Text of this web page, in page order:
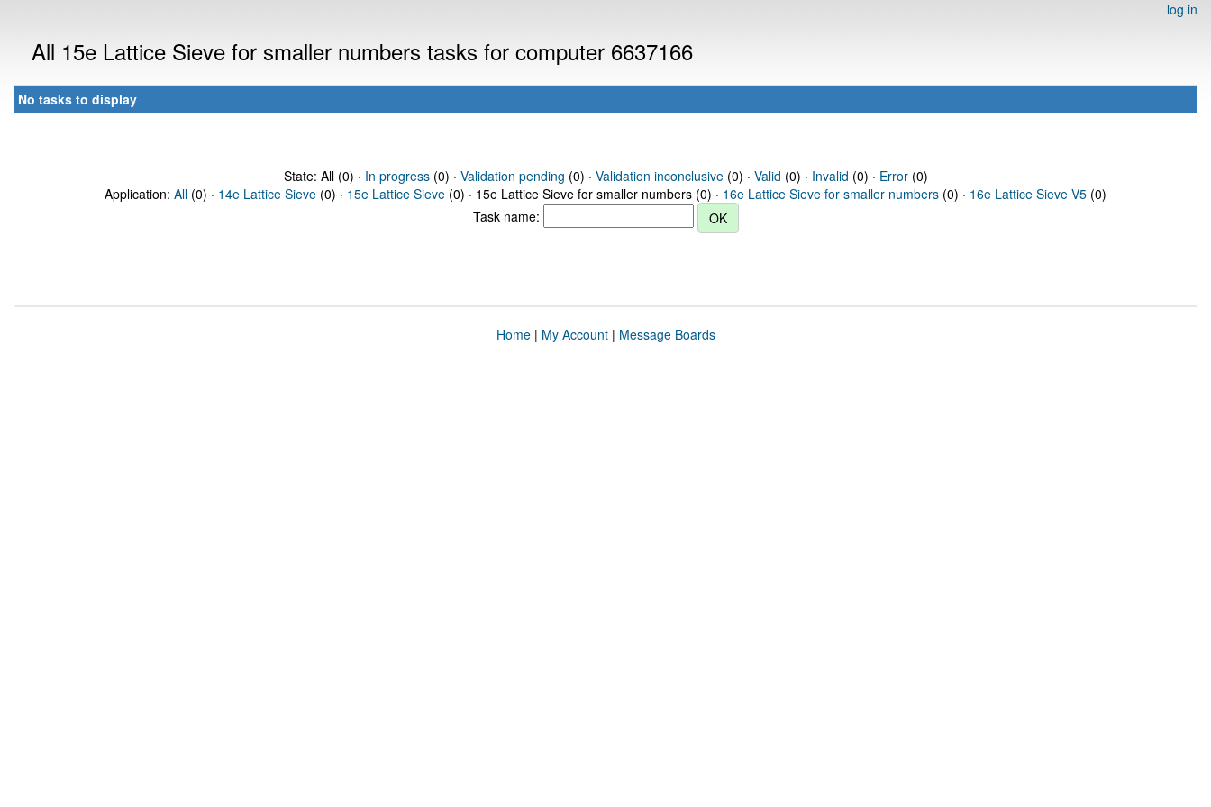
log in
All 15e Lattice Sieve for smaller numbers tasks for computer 6637166
No tasks to display
State: All (0) · In progress(0) · Validation pending (0) · Validation inconclusive(0) · Valid (0) · Invalid (0) · Error(0)
Application: All (0) · 14e Lattice Sieve (0) · 15e Lattice Sieve (0) · 15e Lattice Sieve for smaller numbers (0) · 16e Lattice Sieve for smaller numbers (0) · 16e Lattice Sieve V5 (0)
Task name:
Home| My Account| Message Boards